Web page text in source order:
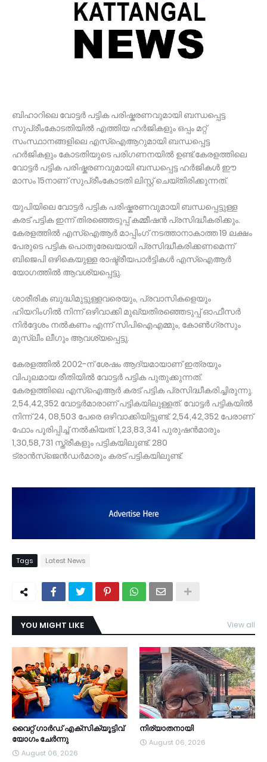
ബിഹാറിലെ വോട്ടർ പട്ടിക പരിഷ്കരണവുമായി ബന്ധപ്പെട്ട
സുപ്രീംകോടതിയിൽ എത്തിയ ഹർജികളും ഒപ്പം മറ്റ്
സംസ്ഥാനങ്ങളിലെ എസ്ഐആറുമായി ബന്ധപ്പെട്ട
ഹർജികളും കോട‌തിയുടെ പരിഗണനയിൽ ഉണ്ട്.കേരളത്തിലെ
വോട്ടർ പട്ടിക പരിഷ്കരണവുമായി ബന്ധപ്പെട്ട ഹർജികൾ ഈ
മാസം 15നാണ് സുപ്രീംകോടതി ലിസ്റ്റ് ചെയ്തിരിക്കുന്നത്.
യുപിയിലെ വോട്ടർ പട്ടിക പരിഷ്കരണവുമായി ബന്ധപ്പെട്ടുള്ള
കരട് പട്ടിക ഇന്ന് തിരഞ്ഞെടുപ്പ് കമ്മീഷൻ പ്രസിദ്ധീകരിക്കും.
കേരളത്തിൽ എസ്‌ഐആർ മാപ്പിംഗ് നടത്താനാകാത്ത 19 ലക്ഷം
പേരുടെ പട്ടിക പൊതുരേഖയായി പ്രസിദ്ധീകരിക്കണമെന്ന്
ബിജെപി ഒഴികെയുള്ള രാഷ്ട്രീയപാർട്ടികൾ എസ്‌ഐആർ
യോഗത്തിൽ ആവശ്യപ്പെട്ടു.
ശാരീരിക ബുദ്ധിമുട്ടുള്ളവരെയും, പ്രവാസികളെയും
ഹിയറിംഗിൽ നിന്ന് ഒഴിവാക്കി മുഖ്യതിരഞ്ഞെടുപ്പ് ഓഫീസർ
നിർദ്ദേശം നൽകണം എന്ന് സിപിഐഎമ്മും, കോൺഗ്രസും
മുസ്ലീം ലീഗും ആവശ്യപ്പെട്ടു.
കേരളത്തിൽ 2002-ന് ശേഷം ആദ്യമായാണ് ഇത്രയും
വിപുലമായ രീതിയിൽ വോട്ടർ പട്ടിക പുതുക്കുന്നത്.
കേരളത്തിലെ എസ്ഐആർ കരട് പട്ടിക പ്രസിദ്ധീകരിച്ചിരുന്നു.
2,54,42,352 വോട്ടർമാരാണ് പട്ടികയിലുള്ളത്. വോട്ടർ പട്ടികയിൽ
നിന്ന് 24, 08,503 പേരെ ഒഴിവാക്കിയിട്ടുണ്ട്. 2,54,42,352 പേരാണ്
ഫോം പൂരിപ്പിച്ച് നൽകിയത്. 1,23,83,341 പുരുഷൻമാരും
1,30,58,731 സ്ത്രീകളും പട്ടികയിലുണ്ട്. 280
ട്രാൻസ്ജെൻഡർമാരും കരട് പട്ടികയിലുണ്ട്.
Tags Latest News
YOU MIGHT LIKE View all
വൈറ്റ് ഗാർഡ് എക്സിക്യൂട്ടിവ്
യോഗം ചേർന്നു
August 06, 2026
നിര്യാതനായി
August 06, 2026